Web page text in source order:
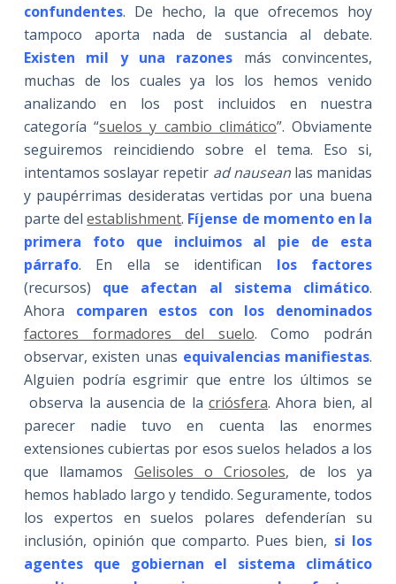
confundentes. De hecho, la que ofrecemos hoy
tampoco aporta nada de sustancia al debate.
Existen mil y una razones
más convincentes,
muchas de los cuales ya los los hemos venido
analizando en los post incluidos en nuestra
categoría “suelos y cambio climático”. Obviamente
seguiremos reincidiendo sobre el tema. Eso si,
intentamos soslayar repetir ad nauseanlas manidas
y paupérrimas desideratas vertidas por una buena
parte delestablishment. Fíjense de momento en la
primera foto que incluimos al pie de esta
párrafo. En ella se identifican los factores
(recursos) que afectan al sistema climático.
Ahora comparen estos con los denominados
factores formadores del suelo. Como podrán
observar, existen unas equivalencias manifiestas.
Alguien podría esgrimir que entre los últimos se
observa la ausencia de lacriósfera. Ahora bien, al
parecer nadie tuvo en cuenta las enormes
extensiones cubiertas por esos suelos helados a los
que llamamos Gelisoles o Criosoles, de los ya
hemos hablado largo y tendido. Seguramente, todos
los expertos en suelos polares defenderían su
inclusión, opinión que comparto. Pues bien, si los
agentes que gobiernan el sistema climático